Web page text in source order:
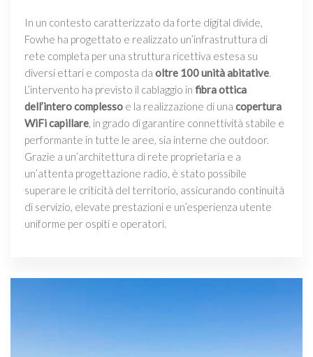
In un contesto caratterizzato da forte digital divide,
Fowhe ha progettato e realizzato un’infrastruttura di
rete completa per una struttura ricettiva estesa su
diversi ettari e composta da oltre 100 unità abitative.
L’intervento ha previsto il cablaggio in fibra ottica
dell’intero complesso e la realizzazione di una copertura
WiFi capillare, in grado di garantire connettività stabile e
performante in tutte le aree, sia interne che outdoor.
Grazie a un’architettura di rete proprietaria e a
un’attenta progettazione radio, è stato possibile
superare le criticità del territorio, assicurando continuità
di servizio, elevate prestazioni e un’esperienza utente
uniforme per ospiti e operatori.